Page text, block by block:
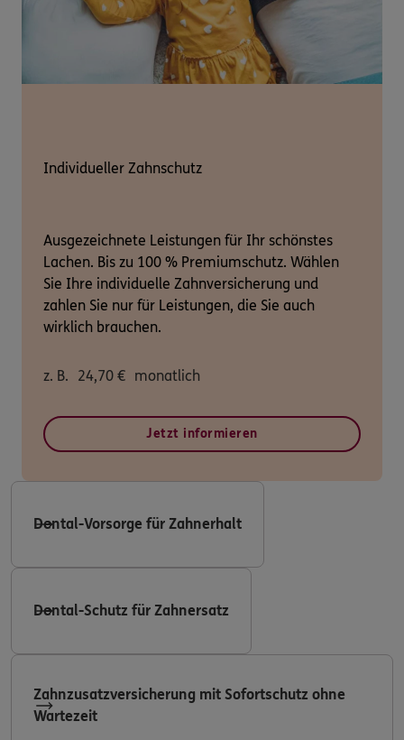
Individueller Zahnschutz
Ausgezeichnete Leistungen für Ihr schönstes
Lachen. Bis zu 100 % Premiumschutz. Wählen
Sie Ihre individuelle Zahnversicherung und
zahlen Sie nur für Leistungen, die Sie auch
wirklich brauchen.
z. B. 24,70 € monatlich
Jetzt informieren
Dental-Vorsorge für Zahnerhalt
Dental-Schutz für Zahnersatz
Zahnzusatzversicherung mit Sofortschutz ohne
Wartezeit